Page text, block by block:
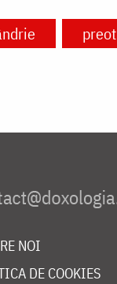
preot
NOI
DE COOKIES